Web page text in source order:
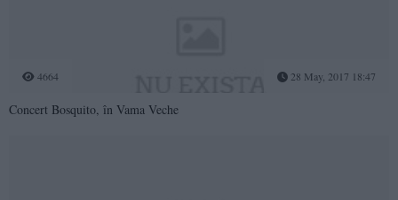
4664 28 May, 2017 18:47
Concert Bosquito, în Vama Veche